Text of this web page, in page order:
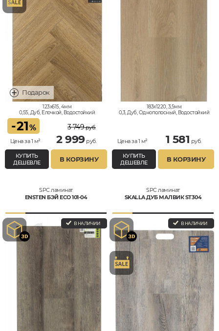
123x615, 4мм
0,55, Дуб, Елочкой, Водостойкий
-21%
Цена за 1 м²
3 749руб.
2 999руб.
КУПИТЬ
ДЕШЕВЛЕ
В КОРЗИНУ
183x1220, 3,5мм
0,3, Дуб, Однополосный, Водостойкий
Цена за 1 м² 1 581 руб.
КУПИТЬ
ДЕШЕВЛЕ
В КОРЗИНУ
SPC ламинат
ENSTEN БЭЙ ECO 101-04
В НАЛИЧИИ
SPC ламинат
SKALLA ДУБ МАЛВИК ST304
В НАЛИЧИИ